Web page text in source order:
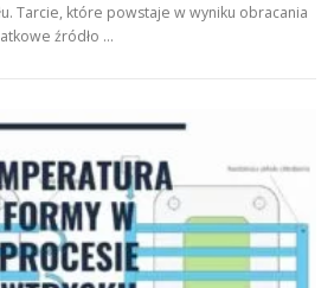
Tarcie, które powstaje w wyniku obracania
źródło …